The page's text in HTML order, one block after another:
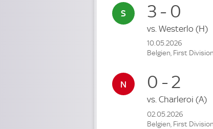
3 - 0
vs. Westerlo (H)
10.05.2026
Belgien, First
0 - 2
vs. Charleroi (A)
02.05.2026
Belgien, First